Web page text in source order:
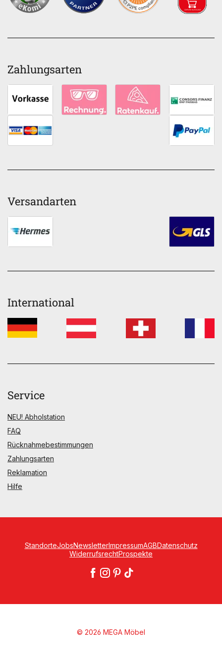
Zahlungsarten
Versandarten
International
Service
NEU! Abholstation
FAQ
Rücknahmebestimmungen
Zahlungsarten
Reklamation
Hilfe
StandorteJobsNewsletterImpressumAGBDatenschutz
WiderrufsrechtProspekte
© 2026 MEGA Möbel